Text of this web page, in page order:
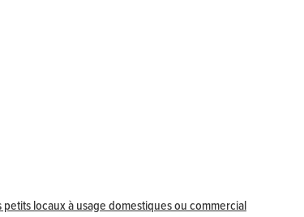
locaux à usage domestiques ou commercial